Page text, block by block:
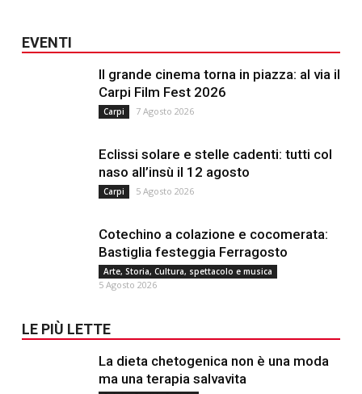
EVENTI
Il grande cinema torna in piazza: al via il
Carpi Film Fest 2026
Carpi 7 Agosto 2026
Eclissi solare e stelle cadenti: tutti col
naso all’insù il 12 agosto
Carpi 5 Agosto 2026
Cotechino a colazione e cocomerata:
Bastiglia festeggia Ferragosto
Arte, Storia, Cultura, spettacolo e musica
5 Agosto 2026
LE PIÙ LETTE
La dieta chetogenica non è una moda
ma una terapia salvavita